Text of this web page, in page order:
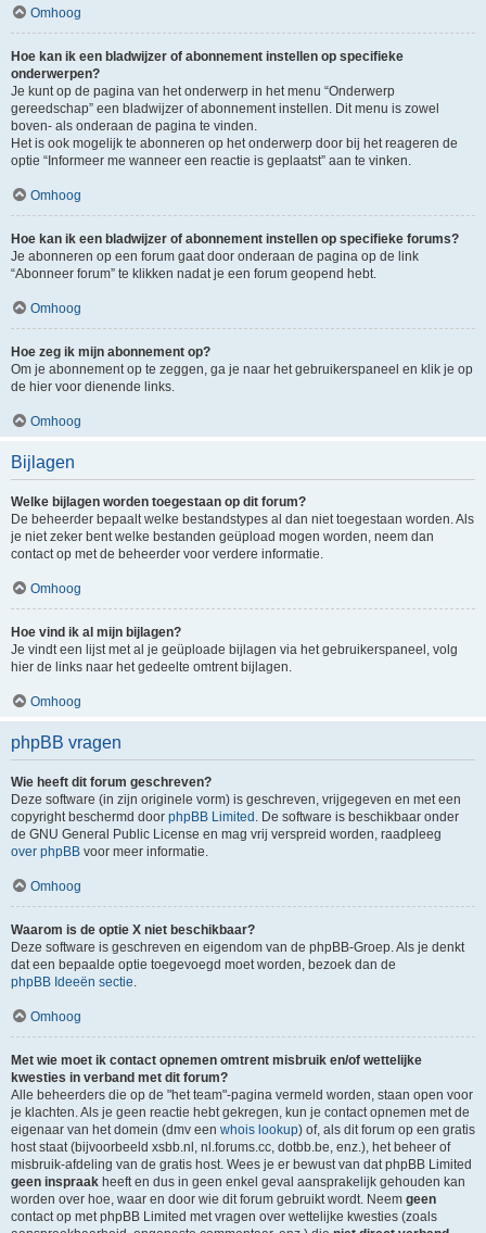
Omhoog
Hoe kan ik een bladwijzer of abonnement instellen op specifieke
onderwerpen?
Je kunt op de pagina van het onderwerp in het menu “Onderwerp
gereedschap” een bladwijzer of abonnement instellen. Dit menu is zowel
boven- als onderaan de pagina te vinden.
Het is ook mogelijk te abonneren op het onderwerp door bij het reageren de
optie “Informeer me wanneer een reactie is geplaatst” aan te vinken.
Omhoog
Hoe kan ik een bladwijzer of abonnement instellen op specifieke forums?
Je abonneren op een forum gaat door onderaan de pagina op de link
“Abonneer forum” te klikken nadat je een forum geopend hebt.
Omhoog
Hoe zeg ik mijn abonnement op?
Om je abonnement op te zeggen, ga je naar het gebruikerspaneel en klik je op
de hier voor dienende links.
Omhoog
Bijlagen
Welke bijlagen worden toegestaan op dit forum?
De beheerder bepaalt welke bestandstypes al dan niet toegestaan worden. Als
je niet zeker bent welke bestanden geüpload mogen worden, neem dan
contact op met de beheerder voor verdere informatie.
Omhoog
Hoe vind ik al mijn bijlagen?
Je vindt een lijst met al je geüploade bijlagen via het gebruikerspaneel, volg
hier de links naar het gedeelte omtrent bijlagen.
Omhoog
phpBB vragen
Wie heeft dit forum geschreven?
Deze software (in zijn originele vorm) is geschreven, vrijgegeven en met een
copyright beschermd door phpBB Limited . De software is beschikbaar onder
de GNU General Public License en mag vrij verspreid worden, raadpleeg
over phpBB voor meer informatie.
Omhoog
Waarom is de optie X niet beschikbaar?
Deze software is geschreven en eigendom van de phpBB-Groep. Als je denkt
dat een bepaalde optie toegevoegd moet worden, bezoek dan de
phpBB Ideeën sectie.
Omhoog
Met wie moet ik contact opnemen omtrent misbruik en/of wettelijke
kwesties in verband met dit forum?
Alle beheerders die op de "het team"-pagina vermeld worden, staan open voor
je klachten. Als je geen reactie hebt gekregen, kun je contact opnemen met de
eigenaar van het domein (dmv een whois lookup) of, als dit forum op een gratis
host staat (bijvoorbeeld xsbb.nl, nl.forums.cc, dotbb.be, enz.), het beheer of
misbruik-afdeling van de gratis host. Wees je er bewust van dat phpBB Limited
geen inspraak heeft en dus in geen enkel geval aansprakelijk gehouden kan
worden over hoe, waar en door wie dit forum gebruikt wordt. Neem geen
contact op met phpBB Limited met vragen over wettelijke kwesties (zoals